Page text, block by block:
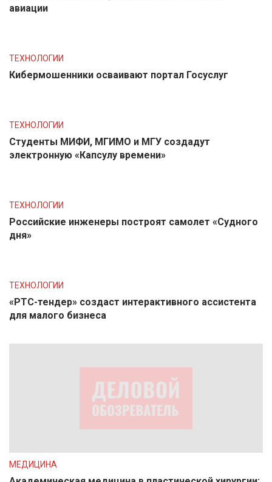
авиации
ТЕХНОЛОГИИ
Кибермошенники осваивают портал Госуслуг
ТЕХНОЛОГИИ
Студенты МИФИ, МГИМО и МГУ создадут
электронную «Капсулу времени»
ТЕХНОЛОГИИ
Российские инженеры построят самолет «Судного
дня»
ТЕХНОЛОГИИ
«РТС-тендер» создаст интерактивного ассистента
для малого бизнеса
МЕДИЦИНА